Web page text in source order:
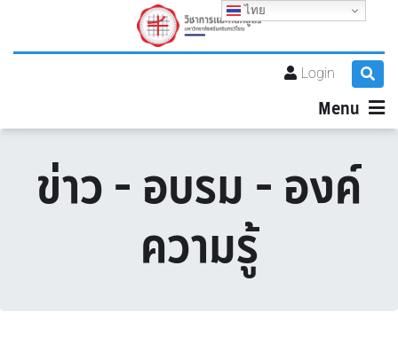
Login
Menu
ข่าว - อบรม - องค์
ความรู้
ไทย